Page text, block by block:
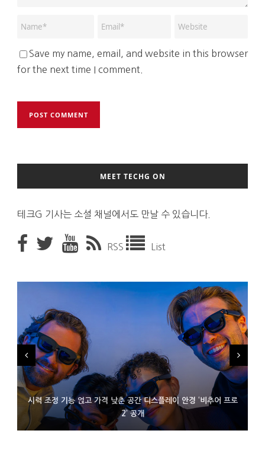
Save my name, email, and website in this browser
for the next time I comment.
MEET TECHG ON
테크G 기사는 소셜 채널에서도 만날 수 있습니다.
RSS List
시력 조정 기능 얹고 가격 낮춘 공간 디스플레이 안경 ‘비추어 프로
2’ 공개
D램 부족에 10억달러어치 아이폰18 프로세서 패키징 대기 중
300~400달러 반지형 스피커 준비하는 오픈AI